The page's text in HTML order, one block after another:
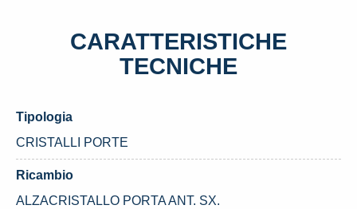
CARATTERISTICHE
TECNICHE
Tipologia
CRISTALLI PORTE
Ricambio
ALZACRISTALLO PORTA ANT. SX.